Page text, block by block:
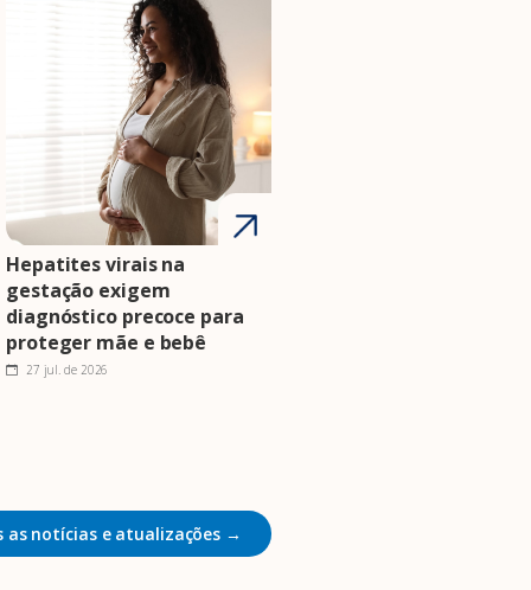
Hepatites virais na
gestação exigem
diagnóstico precoce para
proteger mãe e bebê
27 jul. de 2026
as notícias e atualizações →